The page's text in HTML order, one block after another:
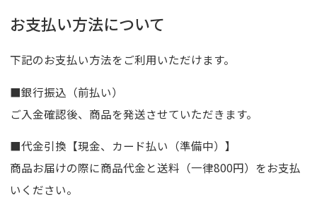
お支払い方法について
下記のお支払い方法をご利用いただけます。
■銀行振込（前払い）
ご入金確認後、商品を発送させていただきます。
■代金引換【現金、カード払い（準備中）】
商品お届けの際に商品代金と送料（一律800円）をお支払
いください。